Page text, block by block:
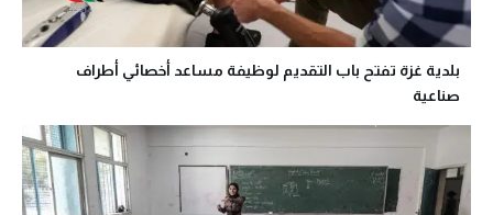
بلدية غزة تفتح باب التقديم لوظيفة مساعد أخصائي أطراف
صناعية